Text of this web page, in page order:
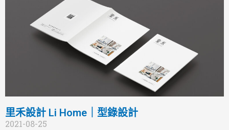
里禾設計 Li Home｜型錄設計
2021-08-25